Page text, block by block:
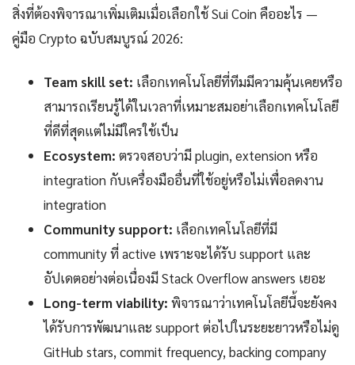
สิ่งที่ต้องพิจารณาเพิ่มเติมเมื่อเลือกใช้ Sui Coin คืออะไร —
คู่มือ Crypto ฉบับสมบูรณ์ 2026:
Team skill set: เลือกเทคโนโลยีที่ทีมมีความคุ้นเคยหรือ
สามารถเรียนรู้ได้ในเวลาที่เหมาะสมอย่าเลือกเทคโนโลยี
ที่ดีที่สุดแต่ไม่มีใครใช้เป็น
Ecosystem: ตรวจสอบว่ามี plugin, extension หรือ
integration กับเครื่องมืออื่นที่ใช้อยู่หรือไม่เพื่อลดงาน
integration
Community support: เลือกเทคโนโลยีที่มี
community ที่ active เพราะจะได้รับ support และ
อัปเดตอย่างต่อเนื่องมี Stack Overflow answers เยอะ
Long-term viability: พิจารณาว่าเทคโนโลยีนี้จะยังคง
ได้รับการพัฒนาและ support ต่อไปในระยะยาวหรือไม่ดู
GitHub stars, commit frequency, backing company